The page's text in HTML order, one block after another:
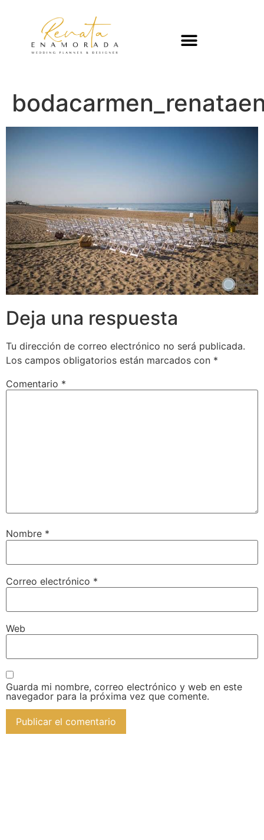
Deja una respuesta
Tu dirección de correo electrónico no será publicada.
Los campos obligatorios están marcados con *
Comentario *
Nombre *
Correo electrónico *
Web
Guarda mi nombre, correo electrónico y web en este
navegador para la próxima vez que comente.